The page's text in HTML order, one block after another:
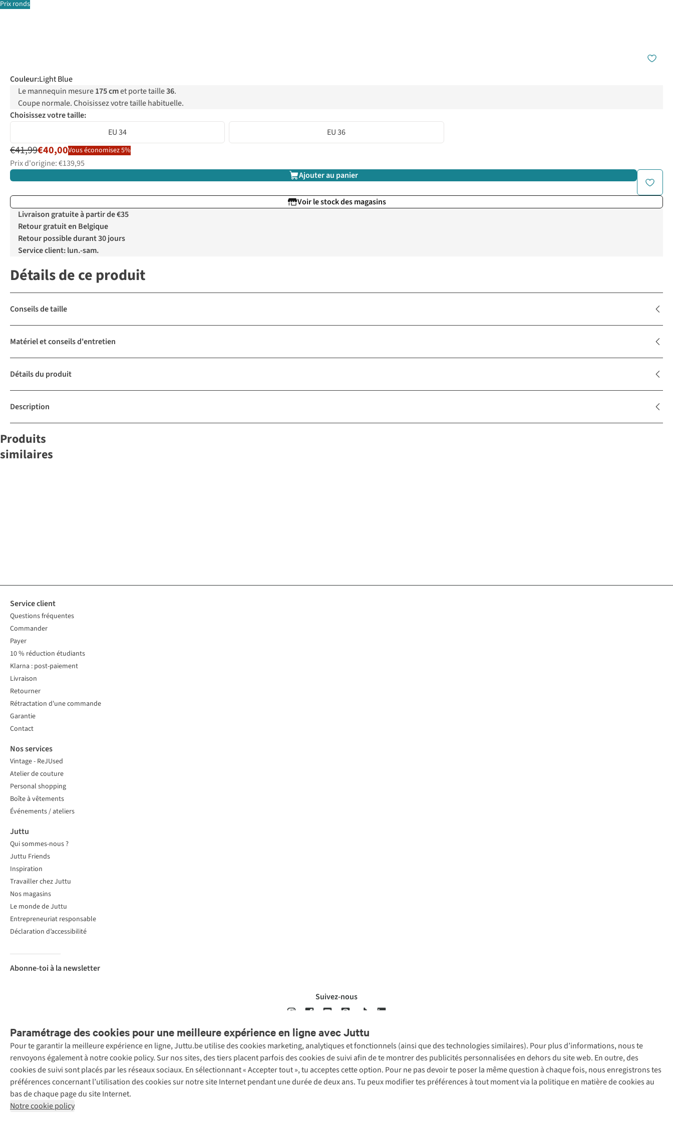
Prix ronds
Couleur:Light Blue
Le mannequin mesure175 cmet porte taille36.
Coupe normale. Choisissez votre taille habituelle.
Choisissez votre taille:
EU 34
EU 36
€41,99€40,00Vous économisez 5%
Prix d'origine: €139,95
Ajouter au panier
Voir le stock des magasins
Livraison gratuite à partir de €35
Retour gratuit en Belgique
Retour possible durant 30 jours
Service client: lun.-sam.
Détails de ce produit
Conseils de taille
Matériel et conseils d'entretien
Détails du produit
Description
Produits
similaires
Nouveautés
Paramétrage des cookies pour une meilleure expérience en ligne avec Juttu
Pour te garantir la meilleure expérience en ligne, Juttu.be utilise des cookies marketing, analytiques et fonctionnels (ainsi que des technologies similaires). Pour plus d’informations, nous te
renvoyons également à notre cookie policy. Sur nos sites, des tiers placent parfois des cookies de suivi afin de te montrer des publicités personnalisées en dehors du site web. En outre, des
cookies de suivi sont placés par les réseaux sociaux. En sélectionnant « Accepter tout », tu acceptes cette option. Pour ne pas devoir te poser la même question à chaque fois, nous enregistrons tes
préférences concernant l’utilisation des cookies sur notre site Internet pendant une durée de deux ans. Tu peux modifier tes préférences à tout moment via la politique en matière de cookies au
bas de chaque page du site Internet.
Notre cookie policy
Service client
Questions fréquentes
Commander
Payer
10 % réduction étudiants
Klarna : post-paiement
Livraison
Retourner
Rétractation d'une commande
Garantie
Contact
Nos services
Vintage - ReJUsed
Atelier de couture
Personal shopping
Boîte à vêtements
Événements / ateliers
Juttu
Qui sommes-nous ?
Juttu Friends
Inspiration
Travailler chez Juttu
Nos magasins
Le monde de Juttu
Entrepreneuriat responsable
Déclaration d’accessibilité
Abonne-toi à la newsletter
Suivez-nous
Mentions légales Politique de confidentialté Conditions générales Cookie policy
Retail Concepts
N.V.,
Smallandlaan
9, 2660